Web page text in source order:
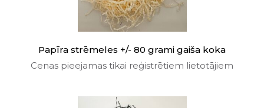
Papīra strēmeles +/- 80 grami gaiša koka
Cenas pieejamas tikai reģistrētiem lietotājiem